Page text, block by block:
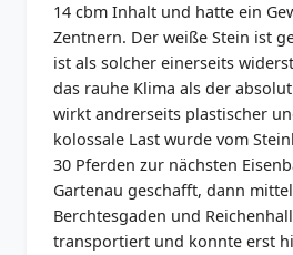
14 cbm Inhalt und hatte ein
Zentnern. Der weiße Stein ist
ist als solcher einerseits
das rauhe Klima als der
wirkt andrerseits plastischer
kolossale Last wurde vom
30 Pferden zur nächsten
Gartenau geschafft, dann
Berchtesgaden und
transportiert und konnte erst